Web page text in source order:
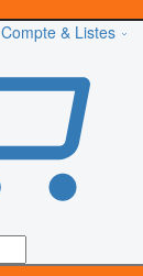
Compte & Listes